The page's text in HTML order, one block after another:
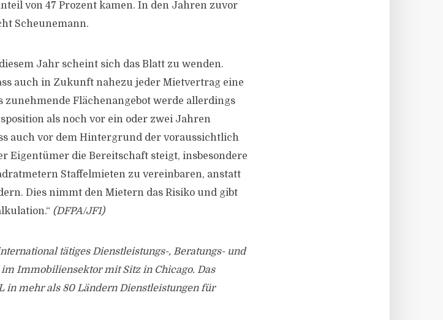
von 47 Prozent kamen. In den Jahren zuvor
Scheunemann.
Jahr scheint sich das Blatt zu wenden.
auch in Zukunft nahezu jeder Mietvertrag eine
Flächenangebot werde allerdings
als noch vor ein oder zwei Jahren
auch vor dem Hintergrund der voraussichtlich
Eigentümer die Bereitschaft steigt, insbesondere
Staffelmieten zu vereinbaren, anstatt
Dies nimmt den Mietern das Risiko und gibt
(DFPA/JF1)
tätiges Dienstleistungs-, Beratungs- und
Immobiliensektor mit Sitz in Chicago. Das
in mehr als 80 Ländern Dienstleistungen für